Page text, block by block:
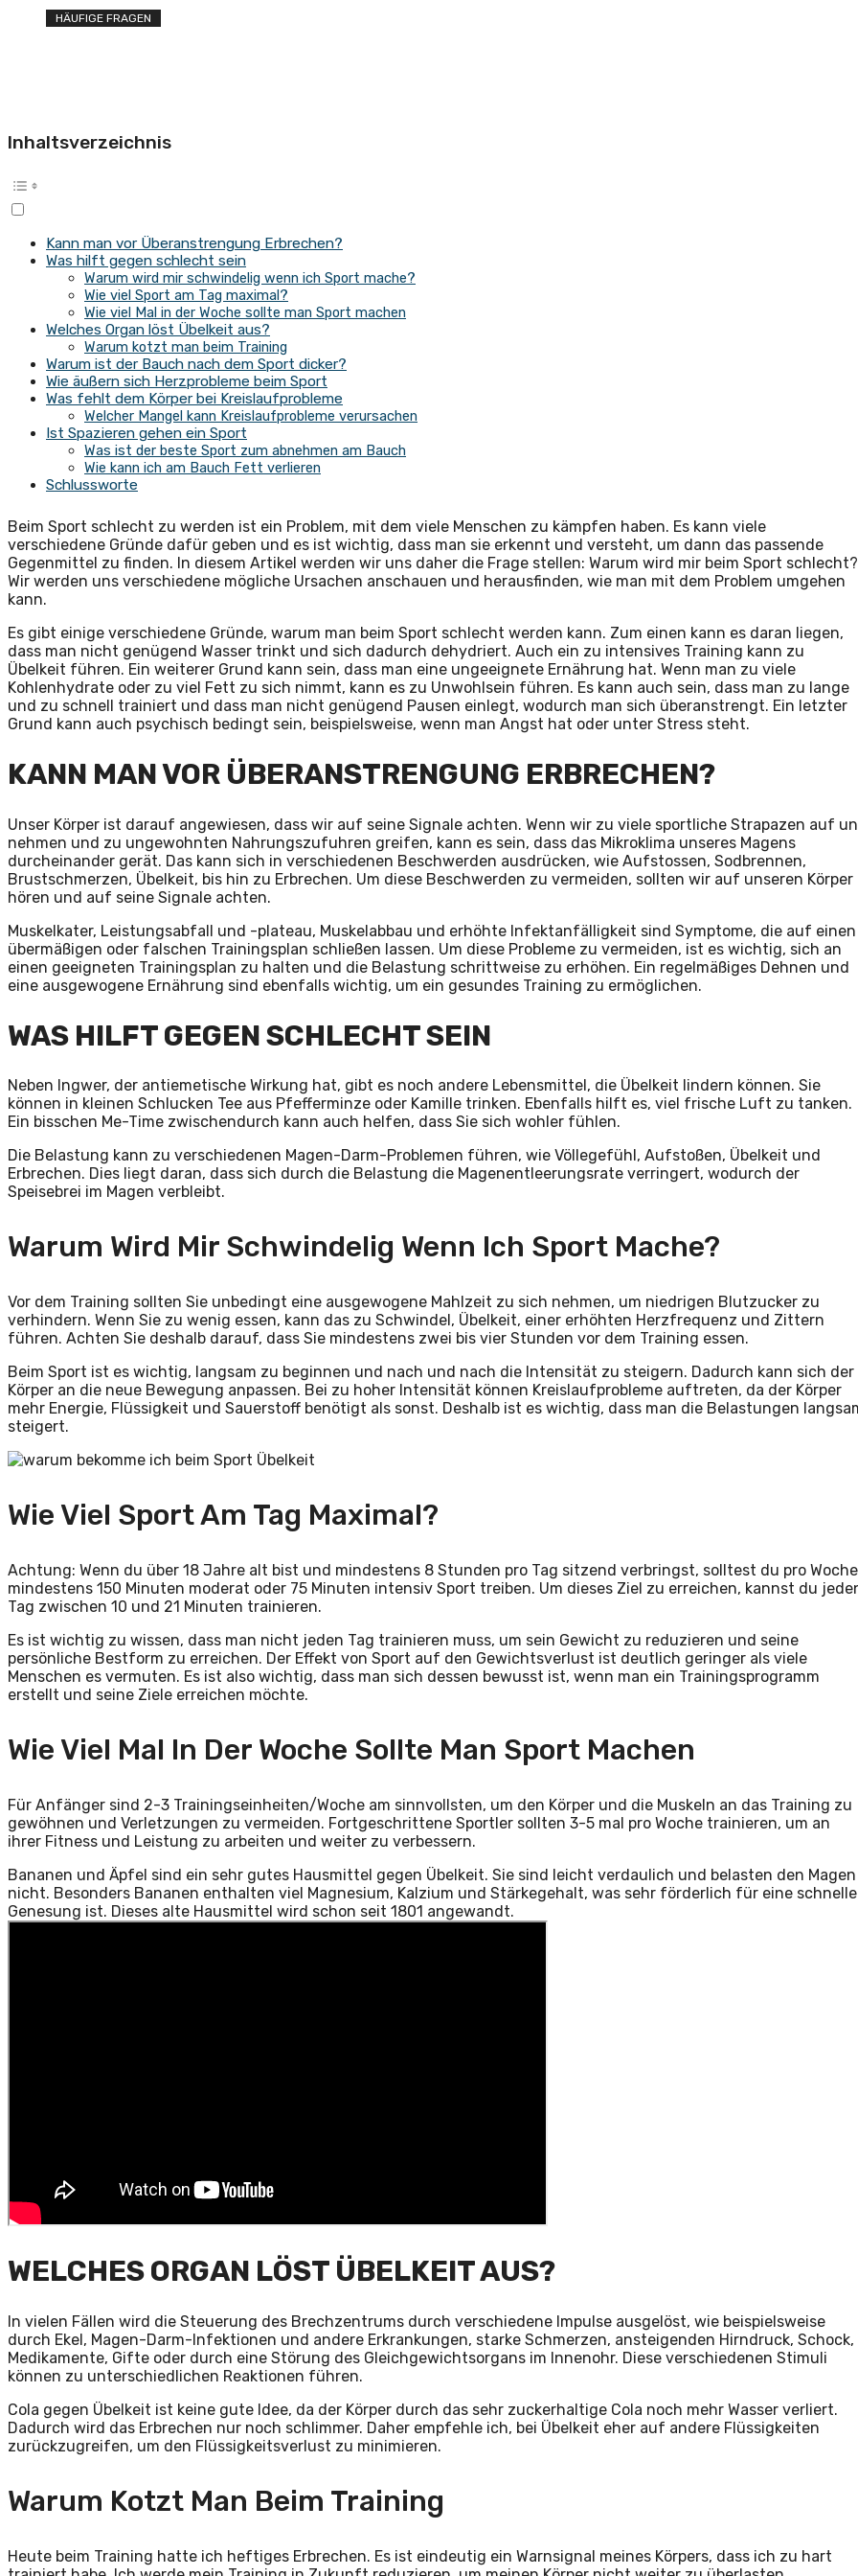
HÄUFIGE FRAGEN
Inhaltsverzeichnis
Kann man vor Überanstrengung Erbrechen?
Was hilft gegen schlecht sein
Warum wird mir schwindelig wenn ich Sport mache?
Wie viel Sport am Tag maximal?
Wie viel Mal in der Woche sollte man Sport machen
Welches Organ löst Übelkeit aus?
Warum kotzt man beim Training
Warum ist der Bauch nach dem Sport dicker?
Wie äußern sich Herzprobleme beim Sport
Was fehlt dem Körper bei Kreislaufprobleme
Welcher Mangel kann Kreislaufprobleme verursachen
Ist Spazieren gehen ein Sport
Was ist der beste Sport zum abnehmen am Bauch
Wie kann ich am Bauch Fett verlieren
Schlussworte
Beim Sport schlecht zu werden ist ein Problem, mit dem viele Menschen zu kämpfen haben. Es kann viele
verschiedene Gründe dafür geben und es ist wichtig, dass man sie erkennt und versteht, um dann das passende
Gegenmittel zu finden. In diesem Artikel werden wir uns daher die Frage stellen: Warum wird mir beim Sport schlecht?
Wir werden uns verschiedene mögliche Ursachen anschauen und herausfinden, wie man mit dem Problem umgehen
kann.
Es gibt einige verschiedene Gründe, warum man beim Sport schlecht werden kann. Zum einen kann es daran liegen,
dass man nicht genügend Wasser trinkt und sich dadurch dehydriert. Auch ein zu intensives Training kann zu
Übelkeit führen. Ein weiterer Grund kann sein, dass man eine ungeeignete Ernährung hat. Wenn man zu viele
Kohlenhydrate oder zu viel Fett zu sich nimmt, kann es zu Unwohlsein führen. Es kann auch sein, dass man zu lange
und zu schnell trainiert und dass man nicht genügend Pausen einlegt, wodurch man sich überanstrengt. Ein letzter
Grund kann auch psychisch bedingt sein, beispielsweise, wenn man Angst hat oder unter Stress steht.
KANN MAN VOR ÜBERANSTRENGUNG ERBRECHEN?
Unser Körper ist darauf angewiesen, dass wir auf seine Signale achten. Wenn wir zu viele sportliche Strapazen auf
nehmen und zu ungewohnten Nahrungszufuhren greifen, kann es sein, dass das Mikroklima unseres Magens
durcheinander gerät. Das kann sich in verschiedenen Beschwerden ausdrücken, wie Aufstossen, Sodbrennen,
Brustschmerzen, Übelkeit, bis hin zu Erbrechen. Um diese Beschwerden zu vermeiden, sollten wir auf unseren Körper
hören und auf seine Signale achten.
Muskelkater, Leistungsabfall und -plateau, Muskelabbau und erhöhte Infektanfälligkeit sind Symptome, die auf einen
übermäßigen oder falschen Trainingsplan schließen lassen. Um diese Probleme zu vermeiden, ist es wichtig, sich an
einen geeigneten Trainingsplan zu halten und die Belastung schrittweise zu erhöhen. Ein regelmäßiges Dehnen und
eine ausgewogene Ernährung sind ebenfalls wichtig, um ein gesundes Training zu ermöglichen.
WAS HILFT GEGEN SCHLECHT SEIN
Neben Ingwer, der antiemetische Wirkung hat, gibt es noch andere Lebensmittel, die Übelkeit lindern können. Sie
können in kleinen Schlucken Tee aus Pfefferminze oder Kamille trinken. Ebenfalls hilft es, viel frische Luft zu tanken.
Ein bisschen Me-Time zwischendurch kann auch helfen, dass Sie sich wohler fühlen.
Die Belastung kann zu verschiedenen Magen-Darm-Problemen führen, wie Völlegefühl, Aufstoßen, Übelkeit und
Erbrechen. Dies liegt daran, dass sich durch die Belastung die Magenentleerungsrate verringert, wodurch der
Speisebrei im Magen verbleibt.
Warum Wird Mir Schwindelig Wenn Ich Sport Mache?
Vor dem Training sollten Sie unbedingt eine ausgewogene Mahlzeit zu sich nehmen, um niedrigen Blutzucker zu
verhindern. Wenn Sie zu wenig essen, kann das zu Schwindel, Übelkeit, einer erhöhten Herzfrequenz und Zittern
führen. Achten Sie deshalb darauf, dass Sie mindestens zwei bis vier Stunden vor dem Training essen.
Beim Sport ist es wichtig, langsam zu beginnen und nach und nach die Intensität zu steigern. Dadurch kann sich der
Körper an die neue Bewegung anpassen. Bei zu hoher Intensität können Kreislaufprobleme auftreten, da der Körper
mehr Energie, Flüssigkeit und Sauerstoff benötigt als sonst. Deshalb ist es wichtig, dass man die Belastungen
steigert.
Wie Viel Sport Am Tag Maximal?
Achtung: Wenn du über 18 Jahre alt bist und mindestens 8 Stunden pro Tag sitzend verbringst, solltest du pro Woche
mindestens 150 Minuten moderat oder 75 Minuten intensiv Sport treiben. Um dieses Ziel zu erreichen, kannst du
Tag zwischen 10 und 21 Minuten trainieren.
Es ist wichtig zu wissen, dass man nicht jeden Tag trainieren muss, um sein Gewicht zu reduzieren und seine
persönliche Bestform zu erreichen. Der Effekt von Sport auf den Gewichtsverlust ist deutlich geringer als viele
Menschen es vermuten. Es ist also wichtig, dass man sich dessen bewusst ist, wenn man ein Trainingsprogramm
erstellt und seine Ziele erreichen möchte.
Wie Viel Mal In Der Woche Sollte Man Sport Machen
Für Anfänger sind 2-3 Trainingseinheiten/Woche am sinnvollsten, um den Körper und die Muskeln an das Training zu
gewöhnen und Verletzungen zu vermeiden. Fortgeschrittene Sportler sollten 3-5 mal pro Woche trainieren, um an
ihrer Fitness und Leistung zu arbeiten und weiter zu verbessern.
Bananen und Äpfel sind ein sehr gutes Hausmittel gegen Übelkeit. Sie sind leicht verdaulich und belasten den Magen
nicht. Besonders Bananen enthalten viel Magnesium, Kalzium und Stärkegehalt, was sehr förderlich für eine schnelle
Genesung ist. Dieses alte Hausmittel wird schon seit 1801 angewandt.
WELCHES ORGAN LÖST ÜBELKEIT AUS?
In vielen Fällen wird die Steuerung des Brechzentrums durch verschiedene Impulse ausgelöst, wie beispielsweise
durch Ekel, Magen-Darm-Infektionen und andere Erkrankungen, starke Schmerzen, ansteigenden Hirndruck, Schock,
Medikamente, Gifte oder durch eine Störung des Gleichgewichtsorgans im Innenohr. Diese verschiedenen Stimuli
können zu unterschiedlichen Reaktionen führen.
Cola gegen Übelkeit ist keine gute Idee, da der Körper durch das sehr zuckerhaltige Cola noch mehr Wasser verliert.
Dadurch wird das Erbrechen nur noch schlimmer. Daher empfehle ich, bei Übelkeit eher auf andere Flüssigkeiten
zurückzugreifen, um den Flüssigkeitsverlust zu minimieren.
Warum Kotzt Man Beim Training
Heute beim Training hatte ich heftiges Erbrechen. Es ist eindeutig ein Warnsignal meines Körpers, dass ich zu hart